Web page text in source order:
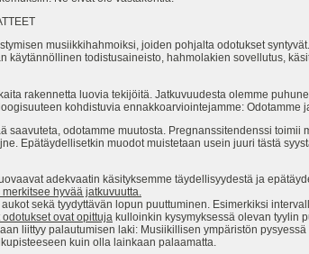
musiikkihahmoiksi, joiden pohjalta odotukset
käytännöllinen todistusaineisto, hahmolakien sovellutus,
rakennetta luovia tekijöitä. Jatkuvuudesta olemme
kohdistuvia ennakkoarviointejamme: Odotamme
saavuteta, odotamme muutosta. Pregnanssitendenssi toimii
Epätäydellisetkin muodot muistetaan usein juuri tästä
adekvaatin käsityksemme täydellisyydestä ja
hyvää jatkuvuutta.
sekä tyydyttävän lopun puuttuminen. Esimerkiksi
ovat opittuja kulloinkin kysymyksessä olevan tyylin
liittyy palautumisen laki: Musiikillisen ympäristön
kuin olla lainkaan palaamatta.